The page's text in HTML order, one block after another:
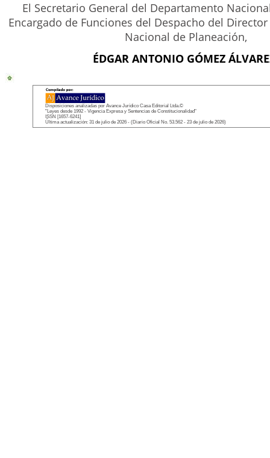
El Secretario General del Departamento
Encargado de Funciones del Despacho del
Nacional de Planeación,
ÉDGAR ANTONIO GÓMEZ
Disposiciones analizadas por Avance Jurídico Casa Editorial Ltda.©
"Leyes desde 1992 - Vigencia Expresa y Sentencias de Constitucionalidad"
ISSN [1657-6241]
Última actualización: 31 de julio de 2026 - (Diario Oficial No. 53.562 - 23 de julio de 2026)